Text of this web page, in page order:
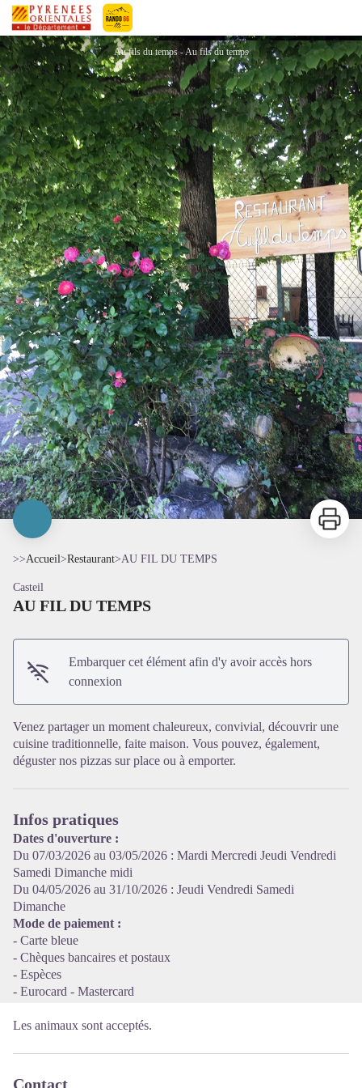
Pyrénées-Orientales Le Département
AU FIL DU TEMPS
Au fils du temps - Au fils du temps
Voir l'image en plein écran
Imprimer
>>Accueil>Restaurant>AU FIL DU TEMPS
Casteil
AU FIL DU TEMPS
Embarquer cet élément afin d'y avoir accès hors
connexion
Venez partager un moment chaleureux, convivial, découvrir une
cuisine traditionnelle, faite maison. Vous pouvez, également,
déguster nos pizzas sur place ou à emporter.
Infos pratiques
Dates d'ouverture :
Du 07/03/2026 au 03/05/2026 : Mardi Mercredi Jeudi Vendredi
Samedi Dimanche midi
Du 04/05/2026 au 31/10/2026 : Jeudi Vendredi Samedi
Dimanche
Mode de paiement :
- Carte bleue
- Chèques bancaires et postaux
- Espèces
- Eurocard - Mastercard
Les animaux sont acceptés.
Contact